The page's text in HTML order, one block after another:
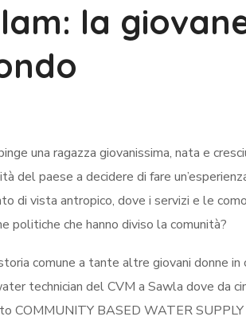
la
una ragazza giovanissima, nata e
del paese a decidere di fare
di vista antropico, dove i servizi e le
politiche che hanno diviso la comunità?
storia comune a tante altre giovani donne
technician del CVM a Sawla dove da
COMMUNITY BASED WATER